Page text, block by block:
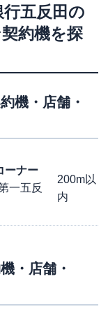
五反田 の
約機を探
機・店舗・
ーナー
一五反
200m以
内
・店舗・